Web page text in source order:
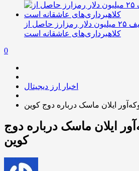
آمریکا در پی توقیف ۲۵ میلیون دلار رمزارز حاصل از
کلاهبرداری‌های عاشقانه است
0
اخبار ارز دیجیتال
ایلان ماسک درباره دوج کوین
ایلان ماسک درباره دوج
کوین